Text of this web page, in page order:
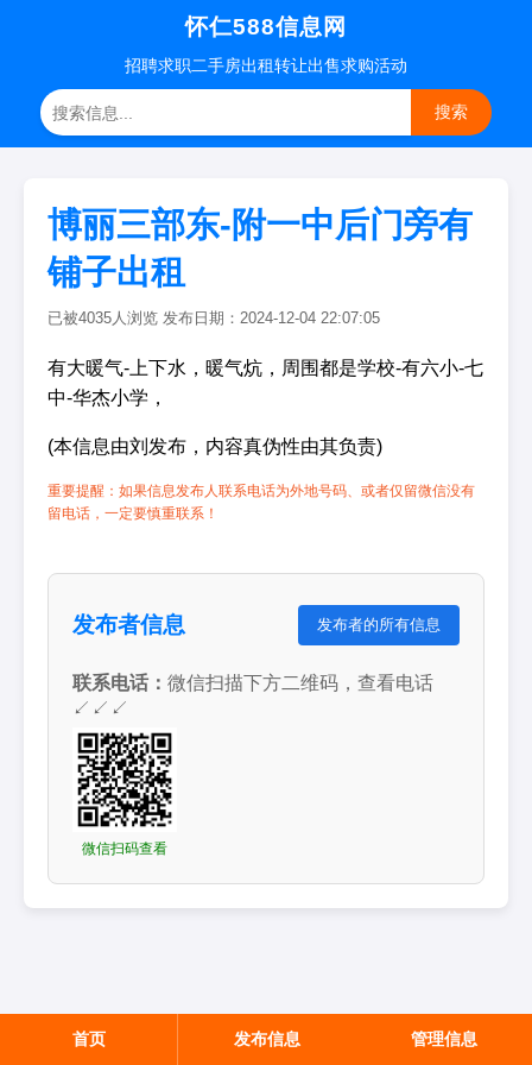
怀仁588信息网
招聘求职二手房出租转让出售求购活动
搜索
博丽三部东-附一中后门旁有
铺子出租
已被4035人浏览 发布日期：2024-12-04 22:07:05
有大暖气-上下水，暖气炕，周围都是学校-有六小-七
中-华杰小学，
(本信息由刘发布，内容真伪性由其负责)
重要提醒：如果信息发布人联系电话为外地号码、或者仅留微信没有
留电话，一定要慎重联系！
发布者信息 发布者的所有信息
联系电话： 微信扫描下方二维码，查看电话
↙↙↙
微信扫码查看
首页 发布信息 管理信息